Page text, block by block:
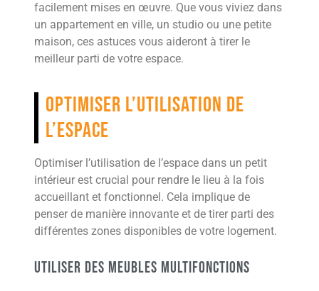
facilement mises en œuvre. Que vous viviez dans
un appartement en ville, un studio ou une petite
maison, ces astuces vous aideront à tirer le
meilleur parti de votre espace.
Optimiser l’utilisation de
l’espace
Optimiser l’utilisation de l’espace dans un petit
intérieur est crucial pour rendre le lieu à la fois
accueillant et fonctionnel. Cela implique de
penser de manière innovante et de tirer parti des
différentes zones disponibles de votre logement.
Utiliser des meubles multifonctions